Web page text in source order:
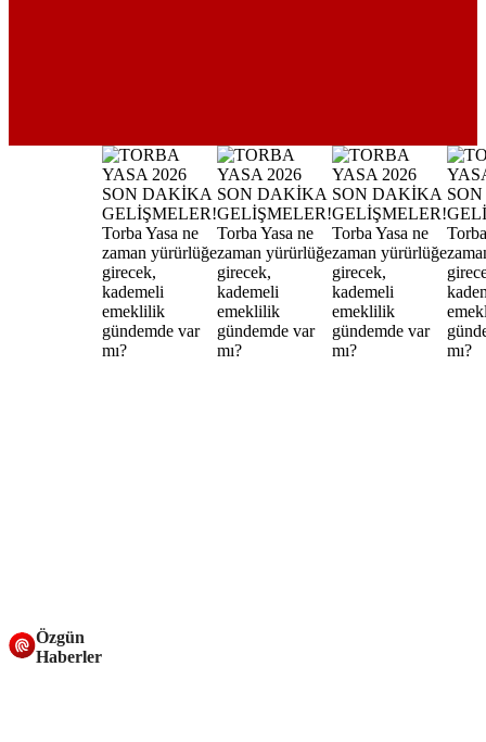
Özgün
Haberler